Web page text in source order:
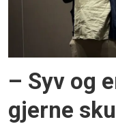
– Syv og
gjerne